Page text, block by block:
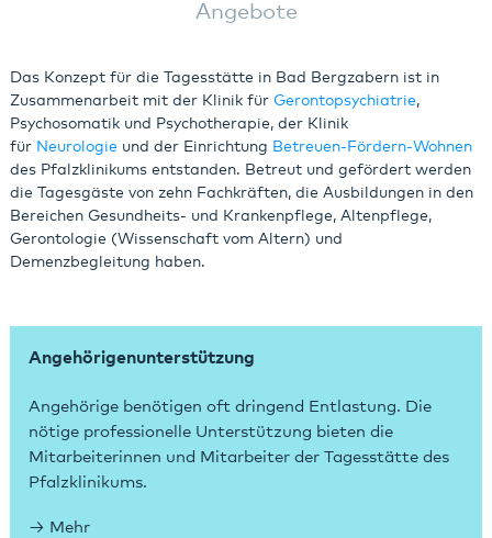
Angebote
Das Konzept für die Tagesstätte in Bad Bergzabern ist in
Zusammenarbeit mit der Klinik für Gerontopsychiatrie,
Psychosomatik und Psychotherapie, der Klinik
für Neurologie und der Einrichtung Betreuen-Fördern-Wohnen
des Pfalzklinikums entstanden. Betreut und gefördert werden
die Tagesgäste von zehn Fachkräften, die Ausbildungen in den
Bereichen Gesundheits- und Krankenpflege, Altenpflege,
Gerontologie (Wissenschaft vom Altern) und
Demenzbegleitung haben.
Angehörigenunterstützung
Angehörige benötigen oft dringend Entlastung. Die
nötige professionelle Unterstützung bieten die
Mitarbeiterinnen und Mitarbeiter der Tagesstätte des
Pfalzklinikums.
Mehr